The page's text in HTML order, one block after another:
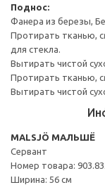
Поднос:
Фанера из березы,
Протирать тканью,
для стекла.
Вытирать чистой
Протирать тканью,
Вытирать чистой
MALSJÖ МАЛЬШЁ
Сервант
Номер товара:
Ширина: 56 см